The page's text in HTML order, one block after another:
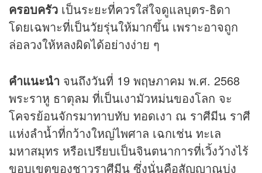
ครอบครัว เป็นระยะที่ควรใส่ใจดูแลบุตร-ธิดา
โดยเฉพาะที่เป็นวัยรุ่นให้มากขึ้น เพราะอาจถูก
ล่อลวงให้หลงผิดได้อย่างง่าย ๆ
คำแนะนำ จนถึงวันที่ 19 พฤษภาคม พ.ศ. 2568
พระราหู ธาตุลม ที่เป็นเงามัวหม่นของโลก จะ
โคจรย้อนจักรมาทาบทับ ทอดเงา ณ ราศีมีน ราศี
แห่งลำน้ำที่กว้างใหญ่ไพศาล เฉกเช่น ทะเล
มหาสมุทร หรือเปรียบเป็นจินตนาการที่เวิ้งว้างไร้
ขอบเขตของชาวราศีมีน ซึ่งนั่นคือสัญญาณบ่ง